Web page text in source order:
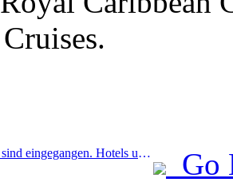
Prev:Buchungen sind eingegangen. Hotels und B&B-Händler sind bei Buchungen gleichermaßen beliebt. Die durchschnittlichen Buchungsraten zum Nationalfeiertag liegen bei 24,97 % bzw. 24,49 %.
Go